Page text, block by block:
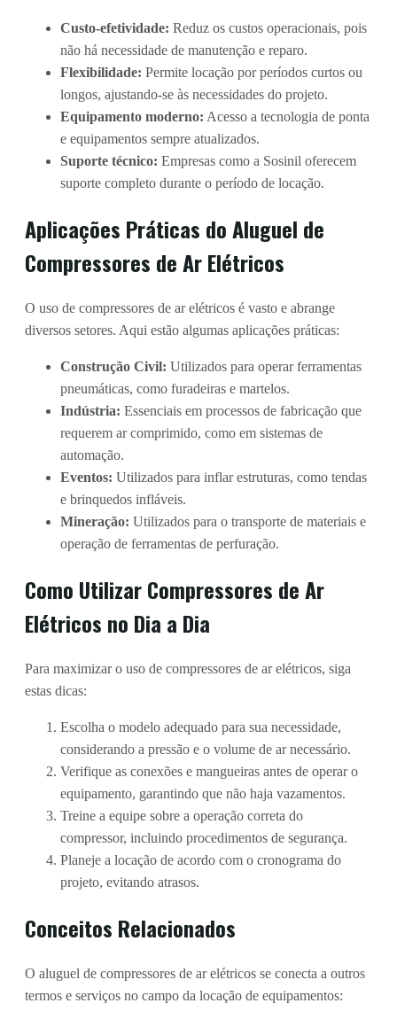
Custo-efetividade: Reduz os custos operacionais, pois
não há necessidade de manutenção e reparo.
Flexibilidade: Permite locação por períodos curtos ou
longos, ajustando-se às necessidades do projeto.
Equipamento moderno: Acesso a tecnologia de ponta
e equipamentos sempre atualizados.
Suporte técnico: Empresas como a Sosinil oferecem
suporte completo durante o período de locação.
Aplicações Práticas do Aluguel de
Compressores de Ar Elétricos
O uso de compressores de ar elétricos é vasto e abrange
diversos setores. Aqui estão algumas aplicações práticas:
Construção Civil: Utilizados para operar ferramentas
pneumáticas, como furadeiras e martelos.
Indústria: Essenciais em processos de fabricação que
requerem ar comprimido, como em sistemas de
automação.
Eventos: Utilizados para inflar estruturas, como tendas
e brinquedos infláveis.
Mineração: Utilizados para o transporte de materiais e
operação de ferramentas de perfuração.
Como Utilizar Compressores de Ar
Elétricos no Dia a Dia
Para maximizar o uso de compressores de ar elétricos, siga
estas dicas:
Escolha o modelo adequado para sua necessidade,
considerando a pressão e o volume de ar necessário.
Verifique as conexões e mangueiras antes de operar o
equipamento, garantindo que não haja vazamentos.
Treine a equipe sobre a operação correta do
compressor, incluindo procedimentos de segurança.
Planeje a locação de acordo com o cronograma do
projeto, evitando atrasos.
Conceitos Relacionados
O aluguel de compressores de ar elétricos se conecta a outros
termos e serviços no campo da locação de equipamentos: